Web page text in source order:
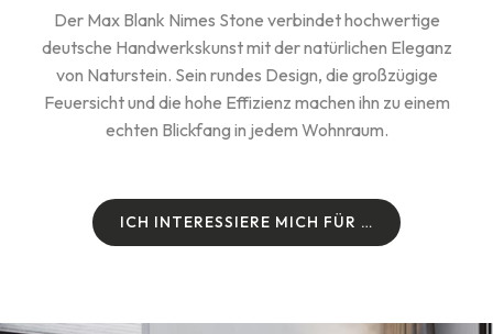
Der Max Blank Nimes Stone verbindet hochwertige
deutsche Handwerkskunst mit der natürlichen Eleganz
von Naturstein. Sein rundes Design, die großzügige
Feuersicht und die hohe Effizienz machen ihn zu einem
echten Blickfang in jedem Wohnraum.
ICH INTERESSIERE MICH FÜR …
ICH INTERESSIERE MICH FÜR …